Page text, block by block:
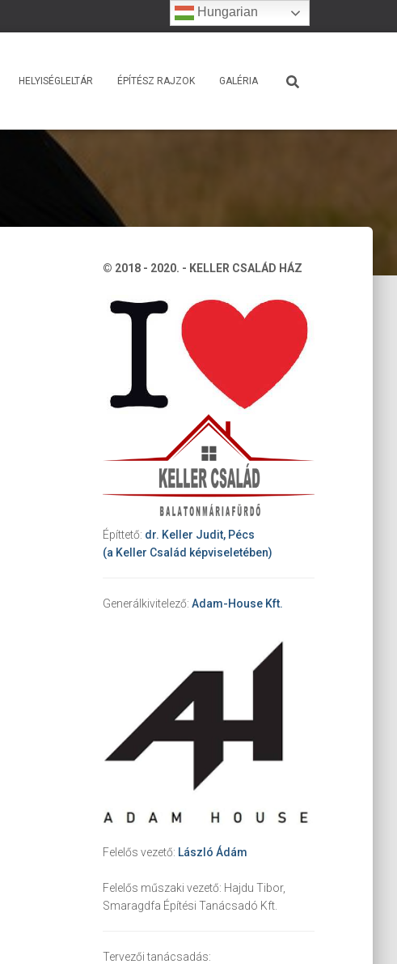
HELYISÉGLELTÁR ÉPÍTÉSZ RAJZOK GALÉRIA
© 2018 - 2020. - KELLER CSALÁD HÁZ
Építtető: dr. Keller Judit, Pécs
(a Keller Család képviseletében)
Generálkivitelező: Adam-House Kft.
Felelős vezető: László Ádám
Felelős műszaki vezető: Hajdu Tibor,
Smaragdfa Építési Tanácsadó Kft.
Tervezői tanácsadás:
Hungarian